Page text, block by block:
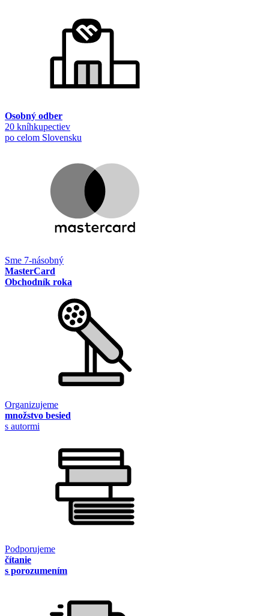
Osobný odber
20 kníhkupectiev
po celom Slovensku
Sme 7-násobný
MasterCard
Obchodník roka
Organizujeme
množstvo besied
s autormi
Podporujeme
čítanie
s porozumením